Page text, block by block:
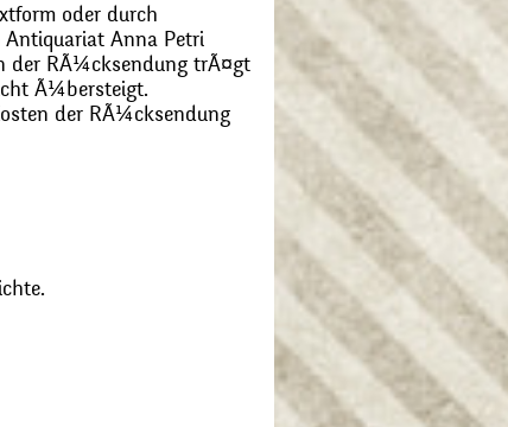
oder durch
Anna Petri
der RÃ¼cksendung trÃ¤gt
Ã¼bersteigt.
der RÃ¼cksendung